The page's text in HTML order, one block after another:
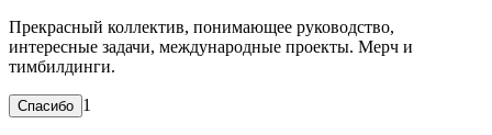
Прекрасный коллектив, понимающее руководство,
интересные задачи, международные проекты. Мерч и
тимбилдинги.
1